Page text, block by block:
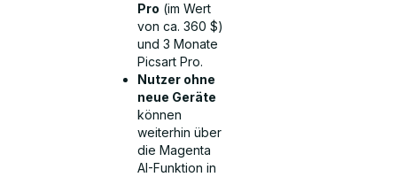
Pro (im Wert
von ca. 360 $)
und 3 Monate
Picsart Pro.
Nutzer ohne
neue Geräte
können
weiterhin über
die Magenta
AI-Funktion in